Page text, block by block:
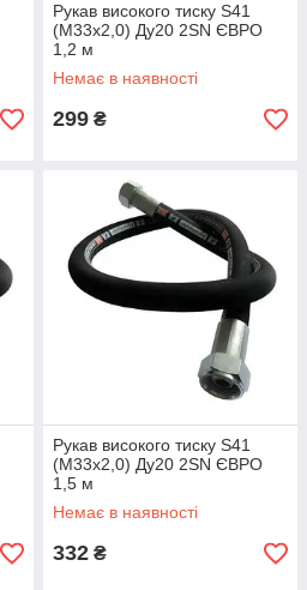
Рукав високого тиску S41
(М33х2,0) Ду20 2SN ЄВРО
1,2 м
Немає в наявності
299 ₴
Рукав високого тиску S41
(М33х2,0) Ду20 2SN ЄВРО
1,5 м
Немає в наявності
332 ₴